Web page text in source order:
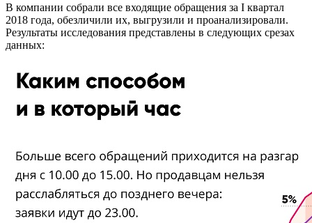
В компании собрали все входящие обращения за I квартал
2018 года, обезличили их, выгрузили и проанализировали.
Результаты исследования представлены в следующих срезах
данных: